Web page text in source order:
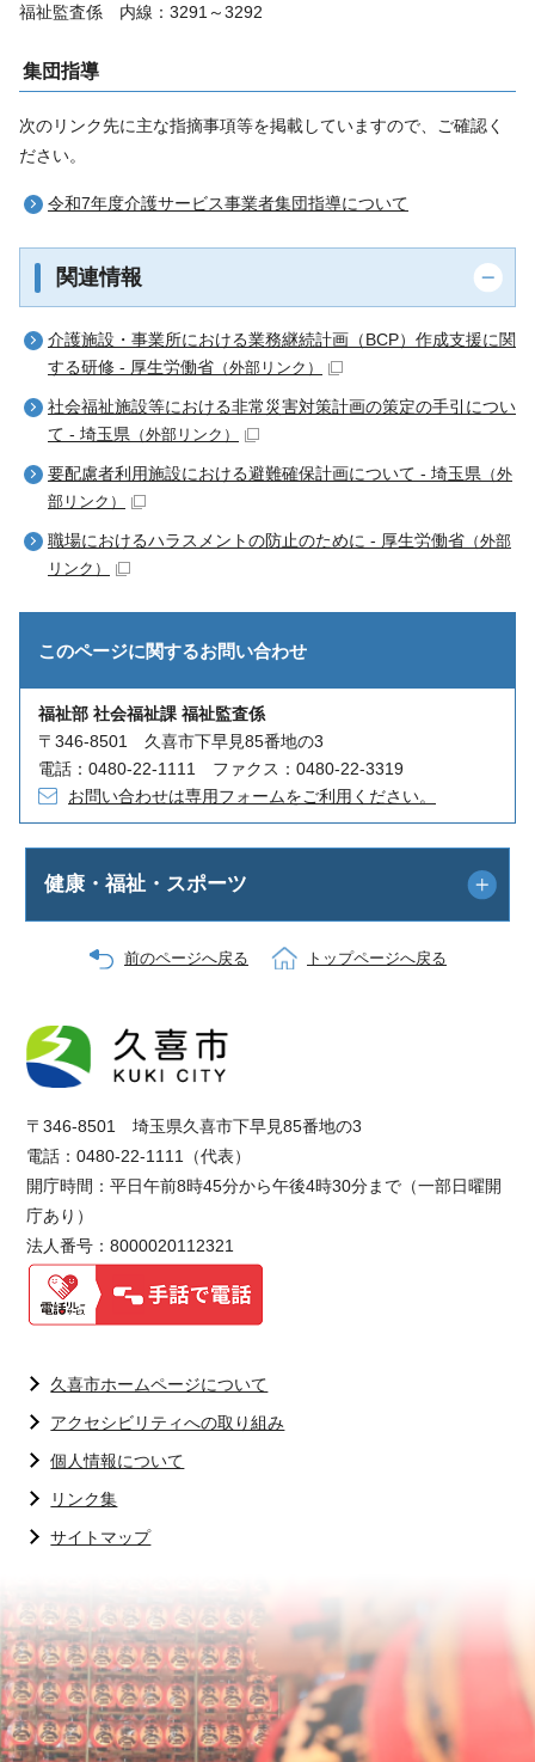
福祉監査係 内線：3291～3292
集団指導
次のリンク先に主な指摘事項等を掲載していますので、ご確認く
ださい。
令和7年度介護サービス事業者集団指導について
関連情報
介護施設・事業所における業務継続計画（BCP）作成支援に関
する研修 - 厚生労働省 （外部リンク）
社会福祉施設等における非常災害対策計画の策定の手引につい
て - 埼玉県 （外部リンク）
要配慮者利用施設における避難確保計画について - 埼玉県 （外
部リンク）
職場におけるハラスメントの防止のために - 厚生労働省 （外部
リンク）
このページに関するお問い合わせ
福祉部 社会福祉課 福祉監査係
〒346-8501 久喜市下早見85番地の3
電話：0480-22-1111 ファクス：0480-22-3319
お問い合わせは専用フォームをご利用ください。
健康・福祉・スポーツ
前のページへ戻る トップページへ戻る
〒346-8501 埼玉県久喜市下早見85番地の3
電話：0480-22-1111（代表）
開庁時間：平日午前8時45分から午後4時30分まで（一部日曜開
庁あり）
法人番号：8000020112321
久喜市ホームページについて
アクセシビリティへの取り組み
個人情報について
リンク集
サイトマップ